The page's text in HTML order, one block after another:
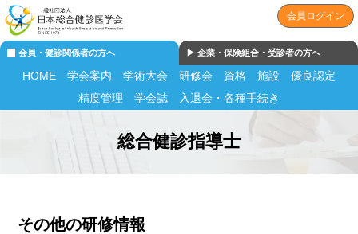
会員ログイン
会員・健診関係者の方へ ▶︎ 企業・保険組合・受診者の方へ
HOME 学会案内 学術大会 研修会 資格 施設
優良認定
精度管理
学会誌 入退会・各種手続き
総合健診指導士
その他の研修情報